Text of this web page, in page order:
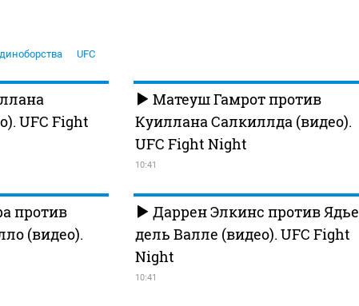
UFC
UFC Fight
Матеуш Гамрот против
Куиллана Салкиллда (видео).
UFC Fight Night
10:41
против
(видео).
Даррен Элкинс против Ядье
дель Валле (видео). UFC Fight
Night
10:41